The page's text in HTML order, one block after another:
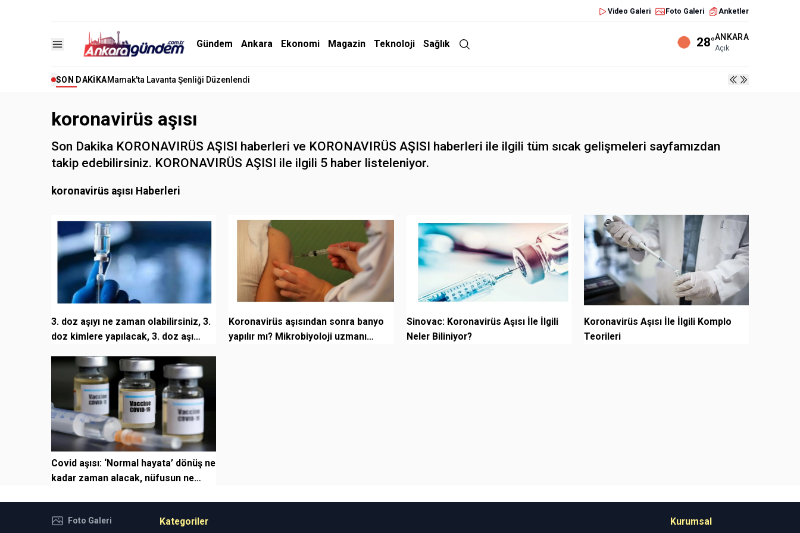
Video Galeri Foto Galeri Anketler
Gündem Ankara Ekonomi Magazin Teknoloji Sağlık 28°ANKARA
Açık
SON DAKIKAMamak'ta Lavanta Şenliği Düzenlendi
koronavirüs aşısı
Son Dakika KORONAVIRÜS AŞISI haberleri ve KORONAVIRÜS AŞISI haberleri ile ilgili tüm sıcak gelişmeleri sayfamızdan
takip edebilirsiniz. KORONAVIRÜS AŞISI ile ilgili 5 haber listeleniyor.
koronavirüs aşısı Haberleri
3. doz aşıyı ne zaman olabilirsiniz, 3.
doz kimlere yapılacak, 3. doz aşı
Koronavirüs aşısından sonra banyo
yapılır mı? Mikrobiyoloji uzmanı
Sinovac: Koronavirüs Aşısı İle İlgili
Neler Biliniyor?
Koronavirüs Aşısı İle İlgili Komplo
Teorileri
Covid aşısı: ‘Normal hayata’ dönüş ne
kadar zaman alacak, nüfusun ne
Foto Galeri Kategoriler Kurumsal